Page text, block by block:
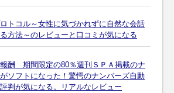
トコル～女性に気づかれずに自然な会話
方法～のレビューと口コミが気になる
酬 期間限定の80％週刊ＳＰＡ掲載のナ
ソフトになった！驚愕のナンバーズ自動
判が気になる。リアルなレビュー